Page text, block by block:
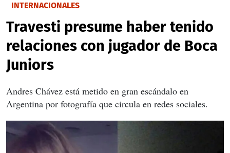
INTERNACIONALES
Travesti presume haber tenido
relaciones con jugador de Boca
Juniors
Andres Chávez está metido en gran escándalo en
Argentina por fotografía que circula en redes sociales.